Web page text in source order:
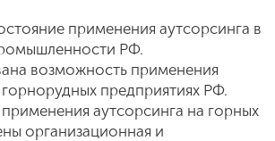
применения аутсорсинга в
РФ.
возможность применения
предприятиях РФ.
аутсорсинга на горных
организационная и